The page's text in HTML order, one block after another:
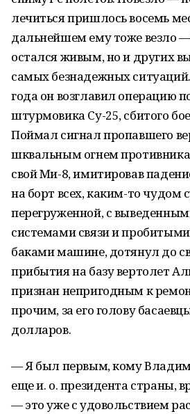
лечиться пришлось восемь
дальнейшем ему тоже везло
остался живым, но и других
самых безнадежных
года он возглавил операцию
штурмовика Су-25, сбитого
Поймал сигнал пропавшего
шквальным огнем
свой Ми-8, имитировав
на борт всех, каким-то чудом
перегруженной, с
системами связи и
баками машине, дотянул до
прибытия на базу вертолет
признан непригодным к
прочим, за его голову
долларов.
— Я был первым, кому
еще и. о. президента страны,
— это уже с удовольствием